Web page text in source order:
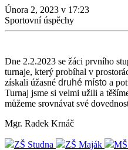
Února 2, 2023 v 17:23
Sportovní úspěchy
Dne 2.2.2023 se žáci prvního
turnaje, který probíhal v
získali úžasné druhé místo a
Turnaj jsme si velmi užili a
můžeme srovnávat své
Mgr. Radek Krnáč
ZŠ Studna ZŠ Maják